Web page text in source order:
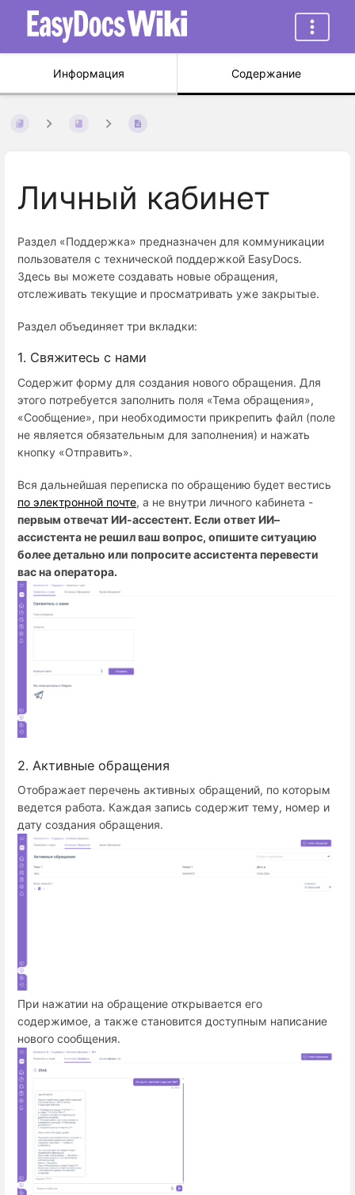
Информация Содержание
Личный кабинет
Раздел «Поддержка» предназначен для коммуникации
пользователя с технической поддержкой EasyDocs.
Здесь вы можете создавать новые обращения,
отслеживать текущие и просматривать уже закрытые.
Раздел объединяет три вкладки:
1. Свяжитесь с нами
Содержит форму для создания нового обращения. Для
этого потребуется заполнить поля «Тема обращения»,
«Сообщение», при необходимости прикрепить файл (поле
не является обязательным для заполнения) и нажать
кнопку «Отправить».
Вся дальнейшая переписка по обращению будет вестись
по электронной почте, а не внутри личного кабинета -
первым отвечат ИИ-ассестент. Если ответ ИИ–
ассистента не решил ваш вопрос, опишите ситуацию
более детально или попросите ассистента перевести
вас на оператора.
2. Активные обращения
Отображает перечень активных обращений, по которым
ведется работа. Каждая запись содержит тему, номер и
дату создания обращения.
При нажатии на обращение открывается его
содержимое, а также становится доступным написание
нового сообщения.